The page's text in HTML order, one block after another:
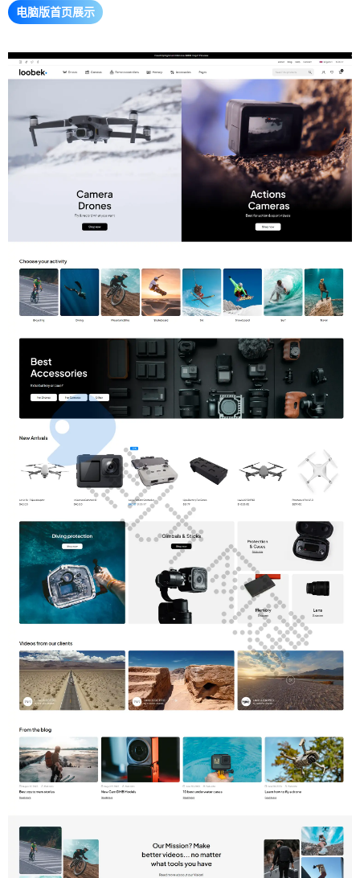
电脑版首页展示